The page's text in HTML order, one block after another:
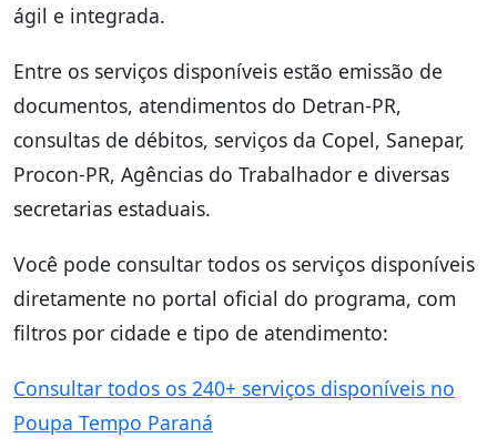
ágil e integrada.
Entre os serviços disponíveis estão emissão de
documentos, atendimentos do Detran-PR,
consultas de débitos, serviços da Copel, Sanepar,
Procon-PR, Agências do Trabalhador e diversas
secretarias estaduais.
Você pode consultar todos os serviços disponíveis
diretamente no portal oficial do programa, com
filtros por cidade e tipo de atendimento:
Consultar todos os 240+ serviços disponíveis no
Poupa Tempo Paraná